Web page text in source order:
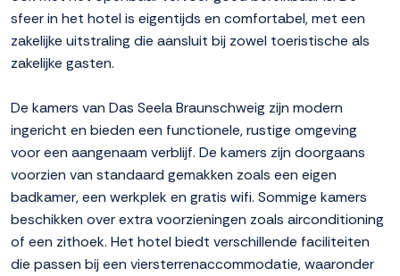
sfeer in het hotel is eigentijds en comfortabel, met een
zakelijke uitstraling die aansluit bij zowel toeristische als
zakelijke gasten.
De kamers van Das Seela Braunschweig zijn modern
ingericht en bieden een functionele, rustige omgeving
voor een aangenaam verblijf. De kamers zijn doorgaans
voorzien van standaard gemakken zoals een eigen
badkamer, een werkplek en gratis wifi. Sommige kamers
beschikken over extra voorzieningen zoals airconditioning
of een zithoek. Het hotel biedt verschillende faciliteiten
die passen bij een viersterrenaccommodatie, waaronder